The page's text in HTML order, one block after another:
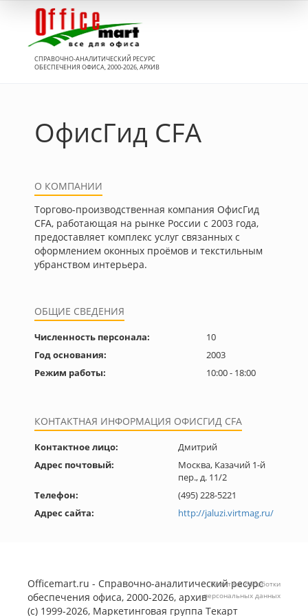
СПРАВОЧНО-АНАЛИТИЧЕСКИЙ РЕСУРС
ОБЕСПЕЧЕНИЯ ОФИСА, 2000-2026, АРХИВ
ОфисГид CFA
О КОМПАНИИ
Торгово-производственная компания ОфисГид
CFA, работающая на рынке России с 2003 года,
предоставляет комплекс услуг связанных с
оформлением оконных проёмов и текстильным
убранством интерьера.
ОБЩИЕ СВЕДЕНИЯ
Численность персонала:
10
Год основания:
2003
Режим работы:
10:00 - 18:00
КОНТАКТНАЯ ИНФОРМАЦИЯ ОФИСГИД CFA
Контактное лицо:
Дмитрий
Адрес почтовый:
Москва, Казачий 1-й
пер., д. 11/2
Телефон:
(495) 228-5221
Адрес сайта:
http://jaluzi.virtmag.ru/
Officemart.ru - Справочно-аналитический ресурс
обеспечения офиса, 2000-2026, архив
(с) 1999-2026, Маркетинговая группа Текарт
Политика обработки
персональных данных